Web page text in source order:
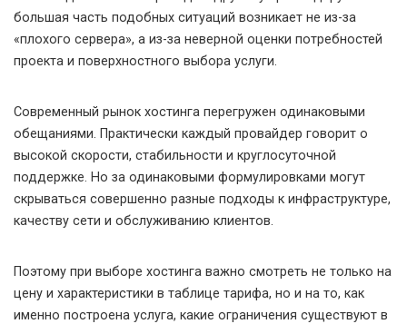
большая часть подобных ситуаций возникает не из-за
«плохого сервера», а из-за неверной оценки потребностей
проекта и поверхностного выбора услуги.
Современный рынок хостинга перегружен одинаковыми
обещаниями. Практически каждый провайдер говорит о
высокой скорости, стабильности и круглосуточной
поддержке. Но за одинаковыми формулировками могут
скрываться совершенно разные подходы к инфраструктуре,
качеству сети и обслуживанию клиентов.
Поэтому при выборе хостинга важно смотреть не только на
цену и характеристики в таблице тарифа, но и на то, как
именно построена услуга, какие ограничения существуют в